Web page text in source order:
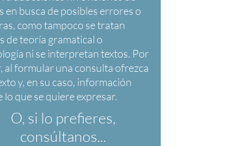
O, si lo prefieres,
consúltanos...